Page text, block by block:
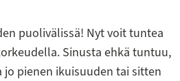
puolivälissä! Nyt voit tuntea
Sinusta ehkä tuntuu,
pienen ikuisuuden tai sitten